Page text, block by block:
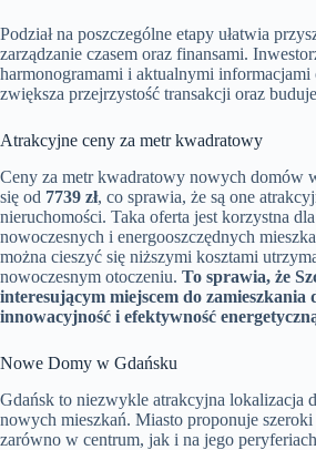
Podział na poszczególne etapy ułatwia
zarządzanie czasem oraz finansami.
harmonogramami i aktualnymi informacjami
zwiększa przejrzystość transakcji oraz
Atrakcyjne ceny za metr kwadratowy
Ceny za metr kwadratowy nowych domów
się od 7739 zł, co sprawia, że są one
nieruchomości. Taka oferta jest korzystna
nowoczesnych i energooszczędnych
można cieszyć się niższymi kosztami
nowoczesnym otoczeniu. To sprawia, że
interesującym miejscem do zamieszkania
innowacyjność i efektywność
Nowe Domy w Gdańsku
Gdańsk to niezwykle atrakcyjna lokalizacja
nowych mieszkań. Miasto proponuje
zarówno w centrum, jak i na jego